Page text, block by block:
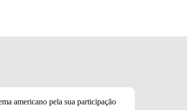
americano pela sua participação